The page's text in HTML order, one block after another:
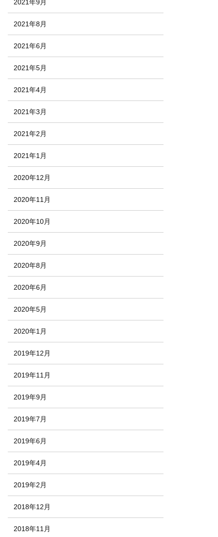
2021年9月
2021年8月
2021年6月
2021年5月
2021年4月
2021年3月
2021年2月
2021年1月
2020年12月
2020年11月
2020年10月
2020年9月
2020年8月
2020年6月
2020年5月
2020年1月
2019年12月
2019年11月
2019年9月
2019年7月
2019年6月
2019年4月
2019年2月
2018年12月
2018年11月